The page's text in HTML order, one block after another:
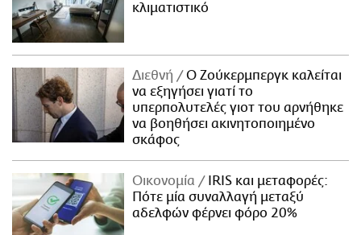
κλιματιστικό
Διεθνή
Ο Ζούκερμπεργκ καλείται
να εξηγήσει γιατί το
υπερπολυτελές γιοτ του αρνήθηκε
να βοηθήσει ακινητοποιημένο
σκάφος
Οικονομία
IRIS και μεταφορές:
Πότε μία συναλλαγή μεταξύ
αδελφών φέρνει φόρο 20%